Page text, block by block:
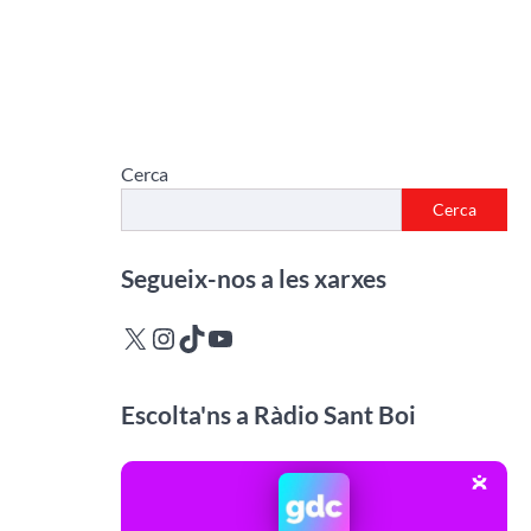
Cerca
Cerca
Segueix-nos a les xarxes
X Instagram
TikTokYouTube
Escolta'ns a Ràdio Sant Boi